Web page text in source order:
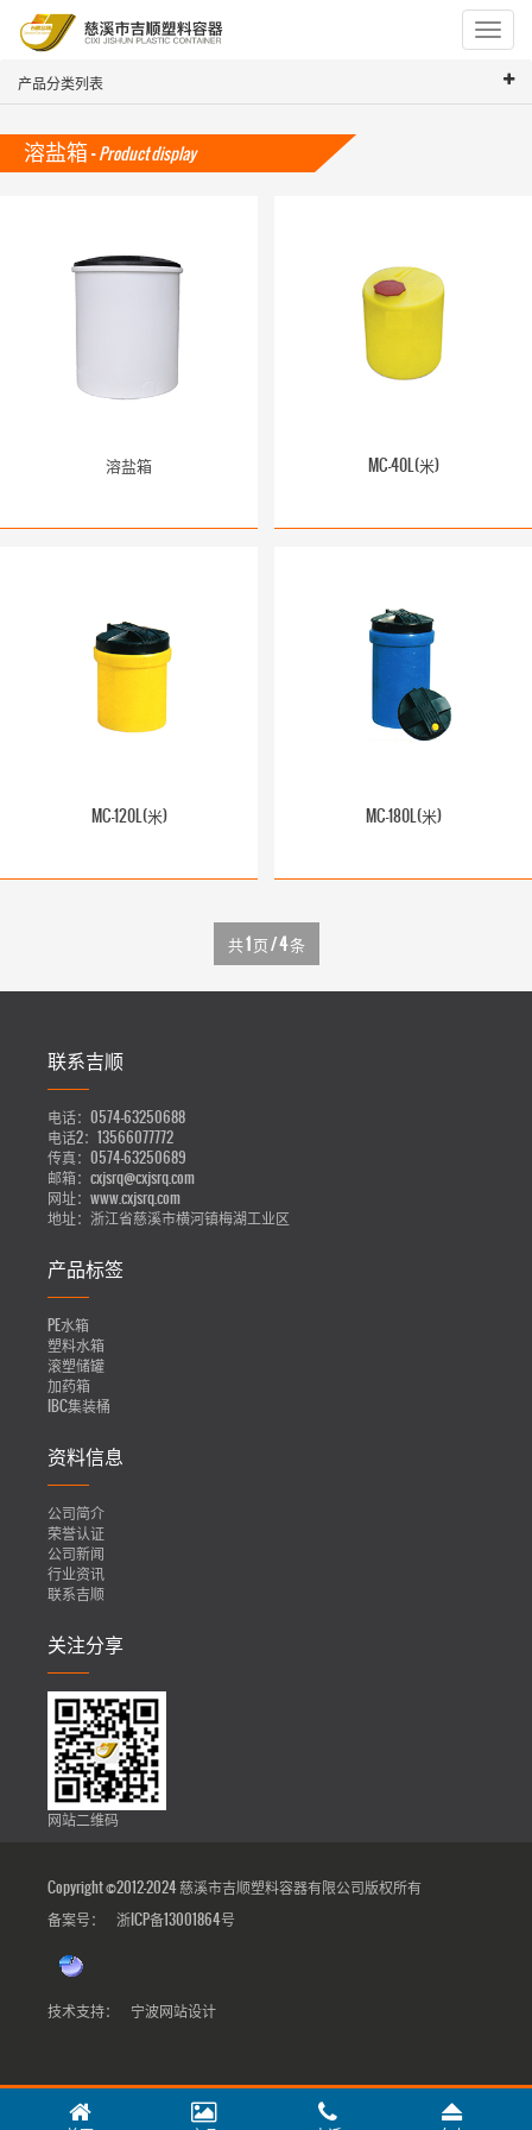
Toggle
产品分类列表
溶盐箱 -Product display
溶盐箱 MC-40L(米)
MC-120L(米) MC-180L(米)
共1页 /4条
联系吉顺
电话： 0574-63250688
电话2： 13566077772
传真： 0574-63250689
邮箱： cxjsrq@cxjsrq.com
网址： www.cxjsrq.com
地址： 浙江省慈溪市横河镇梅湖工业区
产品标签
PE水箱
塑料水箱
滚塑储罐
加药箱
IBC集装桶
资料信息
公司简介
荣誉认证
公司新闻
行业资讯
联系吉顺
关注分享
网站二维码
Copyright ©2012-2024 慈溪市吉顺塑料容器有限公司版权所有
备案号：
浙ICP备13001864号
技术支持： 宁波网站设计